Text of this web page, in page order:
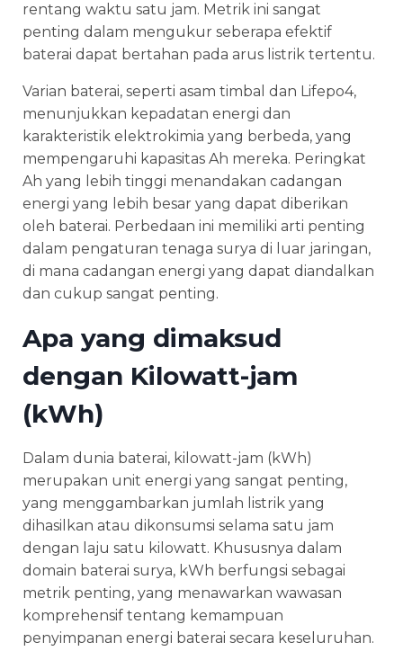
rentang waktu satu jam. Metrik ini sangat
penting dalam mengukur seberapa efektif
baterai dapat bertahan pada arus listrik tertentu.
Varian baterai, seperti asam timbal dan Lifepo4,
menunjukkan kepadatan energi dan
karakteristik elektrokimia yang berbeda, yang
mempengaruhi kapasitas Ah mereka. Peringkat
Ah yang lebih tinggi menandakan cadangan
energi yang lebih besar yang dapat diberikan
oleh baterai. Perbedaan ini memiliki arti penting
dalam pengaturan tenaga surya di luar jaringan,
di mana cadangan energi yang dapat diandalkan
dan cukup sangat penting.
Apa yang dimaksud
dengan Kilowatt-jam
(kWh)
Dalam dunia baterai, kilowatt-jam (kWh)
merupakan unit energi yang sangat penting,
yang menggambarkan jumlah listrik yang
dihasilkan atau dikonsumsi selama satu jam
dengan laju satu kilowatt. Khususnya dalam
domain baterai surya, kWh berfungsi sebagai
metrik penting, yang menawarkan wawasan
komprehensif tentang kemampuan
penyimpanan energi baterai secara keseluruhan.